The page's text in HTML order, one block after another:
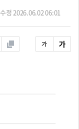
수정 2026.06.02 06:01